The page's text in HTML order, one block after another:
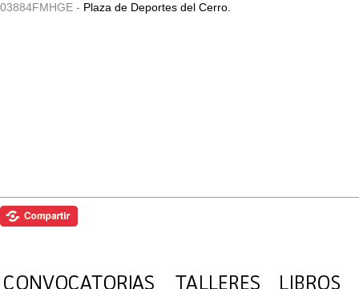
03884FMHGE - Plaza de Deportes del Cerro.